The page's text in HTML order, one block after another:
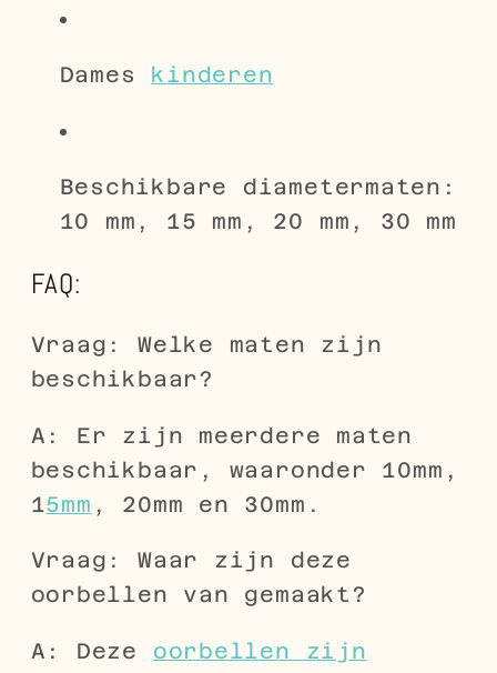
Dames kinderen
Beschikbare diametermaten:
10 mm, 15 mm, 20 mm, 30 mm
FAQ:
Vraag: Welke maten zijn
beschikbaar?
A: Er zijn meerdere maten
beschikbaar, waaronder 10mm,
15mm , 20mm en 30mm.
Vraag: Waar zijn deze
oorbellen van gemaakt?
A: Deze oorbellen zijn